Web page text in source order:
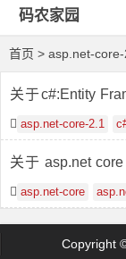
码农家园
首页 > asp.net-
关于c#:Entity
表)asp.net-core-2.1
关于 asp.net
HostedService
asp.net-core
Copyright